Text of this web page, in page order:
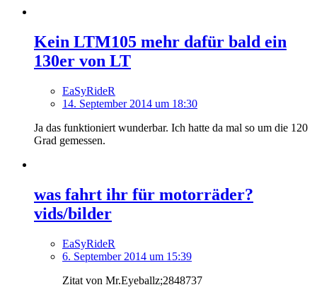
Kein LTM105 mehr dafür bald ein
130er von LT
EaSyRideR
14. September 2014 um 18:30
Ja das funktioniert wunderbar. Ich hatte da mal so um die 120
Grad gemessen.
was fahrt ihr für motorräder?
vids/bilder
EaSyRideR
6. September 2014 um 15:39
Zitat von Mr.Eyeballz;2848737